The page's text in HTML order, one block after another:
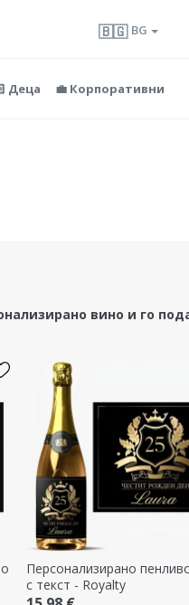
🇧🇬BG
Деца 💼 Корпоративни
вино и го
Персонализирано
с текст - Royalty